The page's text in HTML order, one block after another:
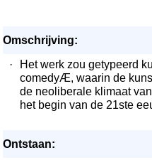
Omschrijving:
·
Het werk zou getypeerd
comedyÆ, waarin de
de neoliberale klimaat
het begin van de 21ste
Ontstaan: